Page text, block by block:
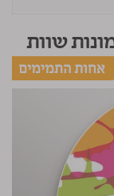
שוות